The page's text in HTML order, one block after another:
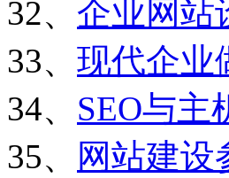
32、 企业网站
33、 现代企业
34、 SEO与主
35、
网站建